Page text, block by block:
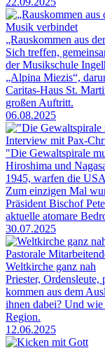
Musik verbindet
„Rauskommen aus
Sich treffen,
der Musikschule
„Alpina Miezis“,
Caritas-Haus St.
großen Auftritt.
06.08.2025
Interview mit Pax-
"Die Gewaltspirale
Hiroshima und
1945, warfen die
Zum einzigen Mal
Präsident Bischof
aktuelle atomare
30.07.2025
Pastorale
Weltkirche ganz nah
Priester,
kommen aus dem
ihnen dabei? Und wie
Region.
12.06.2025